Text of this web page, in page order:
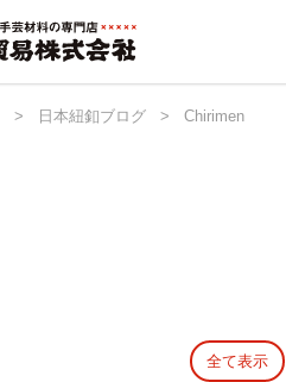
> 日本紐釦ブログ > Chirimen
全て表示